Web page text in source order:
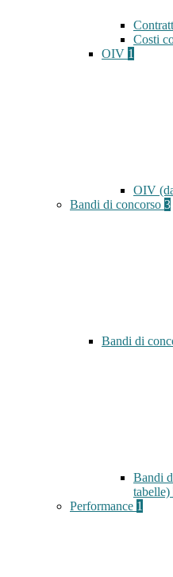
Costi
OIV 1
OIV
Bandi di concorso 3
Bandi di
Bandi
tabelle)
Performance 1